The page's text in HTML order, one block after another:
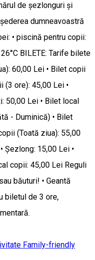
de șezlonguri și
dumneavoastră
• piscină pentru copii:
BILETE: Tarife bilete
60,00 Lei • Bilet copii
(3 ore): 45,00 Lei •
50,00 Lei • Bilet local
- Duminică) • Bilet
(Toată ziua): 55,00
Șezlong: 15,00 Lei •
copii: 45,00 Lei Reguli
băuturi! • Geantă
biletul de 3 ore,
Family-friendly